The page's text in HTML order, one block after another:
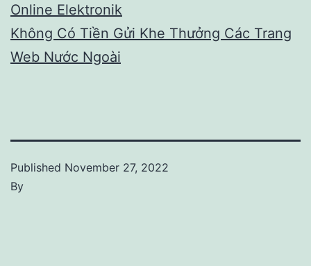
Online Elektronik
Không Có Tiền Gửi Khe Thưởng Các Trang
Web Nước Ngoài
Published November 27, 2022
By